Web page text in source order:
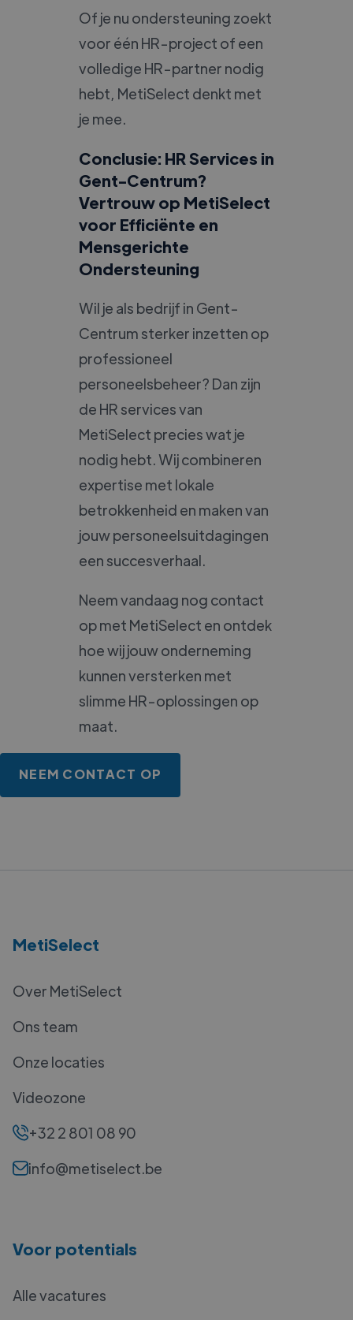
Of je nu ondersteuning zoekt
voor één HR-project of een
volledige HR-partner nodig
hebt, MetiSelect denkt met
je mee.
Conclusie: HR Services in
Gent-Centrum?
Vertrouw op MetiSelect
voor Efficiënte en
Mensgerichte
Ondersteuning
Wil je als bedrijf in Gent-
Centrum sterker inzetten op
professioneel
personeelsbeheer? Dan zijn
de HR services van
MetiSelect precies wat je
nodig hebt. Wij combineren
expertise met lokale
betrokkenheid en maken van
jouw personeelsuitdagingen
een succesverhaal.
Neem vandaag nog contact
op met MetiSelect en ontdek
hoe wij jouw onderneming
kunnen versterken met
slimme HR-oplossingen op
maat.
NEEM CONTACT OP
MetiSelect
Over MetiSelect
Ons team
Onze locaties
Videozone
+32 2 801 08 90
info@metiselect.be
Voor potentials
Alle vacatures